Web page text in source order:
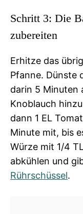
Schritt 3: Die
zubereiten
Erhitze das
Pfanne. Dünste
darin 5 Minuten
Knoblauch
dann 1 EL
Minute mit, bis
Würze mit 1/4
abkühlen und
Rührschüssel.